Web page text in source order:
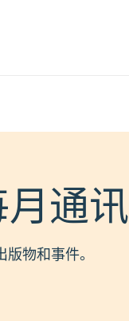
通讯
物和事件。